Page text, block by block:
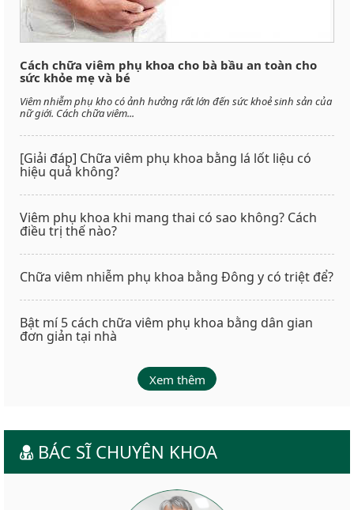
Cách chữa viêm phụ khoa cho bà bầu an toàn cho
sức khỏe mẹ và bé
Viêm nhiễm phụ kho có ảnh hưởng rất lớn đến sức khoẻ sinh sản của
nữ giới. Cách chữa viêm...
[Giải đáp] Chữa viêm phụ khoa bằng lá lốt liệu có
hiệu quả không?
Viêm phụ khoa khi mang thai có sao không? Cách
điều trị thế nào?
Chữa viêm nhiễm phụ khoa bằng Đông y có triệt để?
Bật mí 5 cách chữa viêm phụ khoa bằng dân gian
đơn giản tại nhà
Xem thêm
BÁC SĨ CHUYÊN KHOA